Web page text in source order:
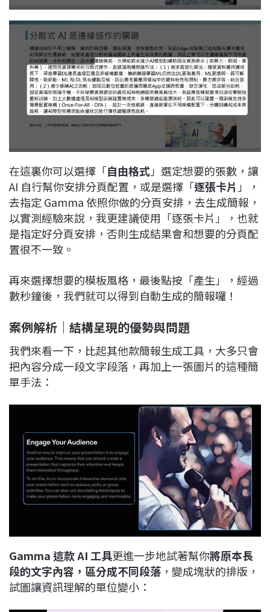
在這裏你可以選擇「自由格式」選定想要的張數，讓
AI 自行幫你安排分頁配置，或是選擇「逐張卡片」，
去指定 Gamma 依照你做的分頁安排，去生成簡報，
以實測經驗來說，我更建議使用「逐張卡片」，也就
是指定好分頁安排，否則生成結果會和想要的分頁配
置很不一致。
再來選擇想要的模板風格，最後點按「產生」，經過
數秒鐘後，我們就可以得到自動生成的簡報囉！
案例解析｜結構呈現的優勢與問題
我們來看一下，比起其他款簡報生成工具，大多只會
把內容分成一段文字段落，再加上一張圖片的這種簡
單手法：
Gamma 這款 AI 工具更進一步地試著幫你將原本長
段的文字內容，區分成不同段落 ，變成塊狀的排版，
試圖讓資訊理解的單位變小：